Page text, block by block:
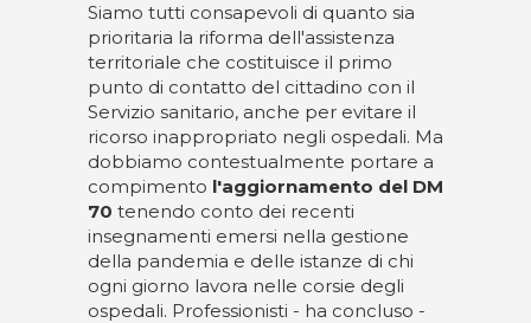
Siamo tutti consapevoli di quanto sia
prioritaria la riforma dell'assistenza
territoriale che costituisce il primo
punto di contatto del cittadino con il
Servizio sanitario, anche per evitare il
ricorso inappropriato negli ospedali. Ma
dobbiamo contestualmente portare a
compimento l'aggiornamento del DM
70 tenendo conto dei recenti
insegnamenti emersi nella gestione
della pandemia e delle istanze di chi
ogni giorno lavora nelle corsie degli
ospedali. Professionisti - ha concluso -